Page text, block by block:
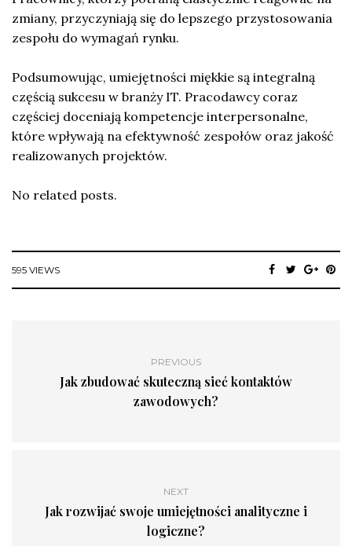
zmiany, przyczyniają się do lepszego przystosowania
zespołu do wymagań rynku.
Podsumowując, umiejętności miękkie są integralną
częścią sukcesu w branży IT. Pracodawcy coraz
częściej doceniają kompetencje interpersonalne,
które wpływają na efektywność zespołów oraz jakość
realizowanych projektów.
No related posts.
595 VIEWS
PREVIOUS
Jak zbudować skuteczną sieć kontaktów
zawodowych?
NEXT
Jak rozwijać swoje umiejętności analityczne i
logiczne?